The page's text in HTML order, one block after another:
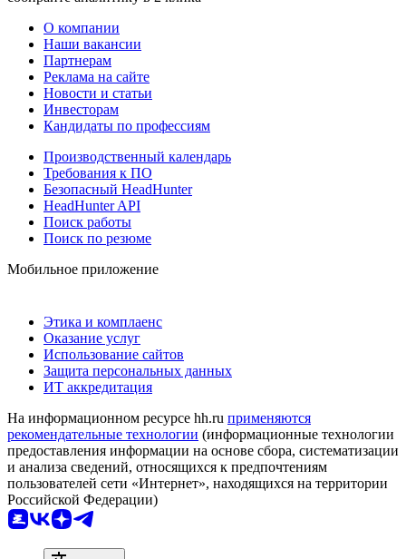
О компании
Наши вакансии
Партнерам
Реклама на сайте
Новости и статьи
Инвесторам
Кандидаты по профессиям
Производственный календарь
Требования к ПО
Безопасный HeadHunter
HeadHunter API
Поиск работы
Поиск по резюме
Мобильное приложение
Этика и комплаенс
Оказание услуг
Использование сайтов
Защита персональных данных
ИТ аккредитация
На информационном ресурсе hh.ru применяются
рекомендательные технологии (информационные технологии
предоставления информации на основе сбора, систематизации
и анализа сведений, относящихся к предпочтениям
пользователей сети «Интернет», находящихся на территории
Российской Федерации)